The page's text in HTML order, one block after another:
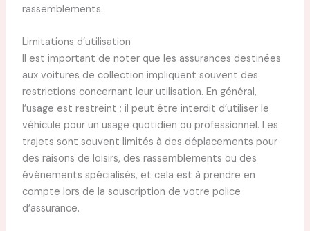
rassemblements.
Limitations d’utilisation
Il est important de noter que les assurances destinées
aux voitures de collection impliquent souvent des
restrictions concernant leur utilisation. En général,
l’usage est restreint ; il peut être interdit d’utiliser le
véhicule pour un usage quotidien ou professionnel. Les
trajets sont souvent limités à des déplacements pour
des raisons de loisirs, des rassemblements ou des
événements spécialisés, et cela est à prendre en
compte lors de la souscription de votre police
d’assurance.